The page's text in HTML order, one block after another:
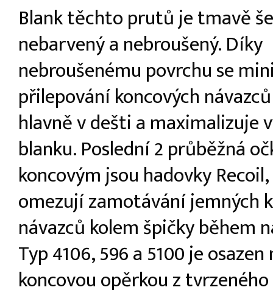
Blank těchto prutů je tmavě
nebarvený a nebroušený. Díky
nebroušenému povrchu se
přilepování koncových
hlavně v dešti a maximalizuje
blanku. Poslední 2 průběžná
koncovým jsou hadovky
omezují zamotávání jemných
návazců kolem špičky během
Typ 4106, 596 a 5100 je
koncovou opěrkou z